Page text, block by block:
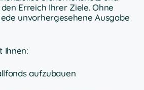
Erreich Ihrer Ziele. Ohne
unvorhergesehene Ausgabe
Ihnen:
aufzubauen